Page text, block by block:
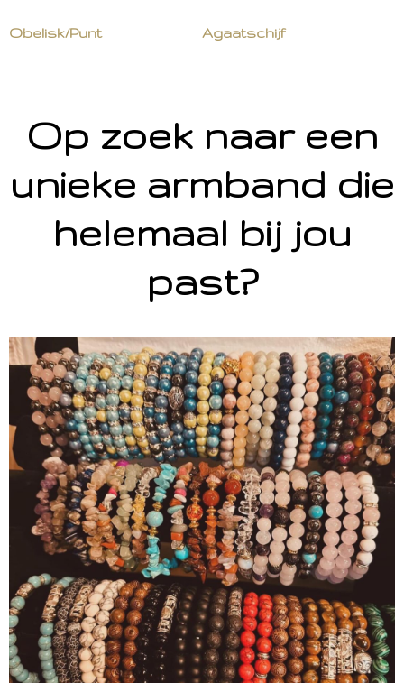
Obelisk/Punt Agaatschijf
Op zoek naar een
unieke armband die
helemaal bij jou
past?